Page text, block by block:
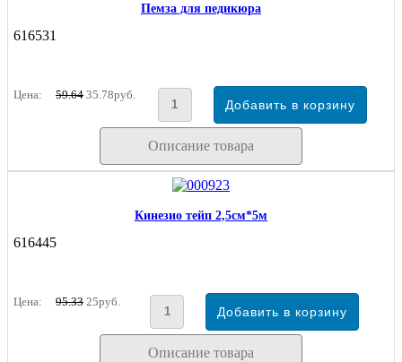
Пемза для педикюра
616531
Цена: 59.64 35.78руб.
Описание товара
Кинезио тейп 2,5см*5м
616445
Цена: 95.33 25руб.
Описание товара